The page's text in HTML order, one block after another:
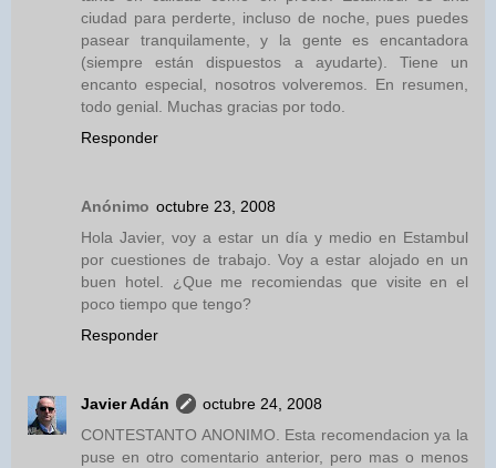
ciudad para perderte, incluso de noche, pues puedes
pasear tranquilamente, y la gente es encantadora
(siempre están dispuestos a ayudarte). Tiene un
encanto especial, nosotros volveremos. En resumen,
todo genial. Muchas gracias por todo.
Responder
Anónimo octubre 23, 2008
Hola Javier, voy a estar un día y medio en Estambul
por cuestiones de trabajo. Voy a estar alojado en un
buen hotel. ¿Que me recomiendas que visite en el
poco tiempo que tengo?
Responder
Javier Adán
octubre 24, 2008
CONTESTANTO ANONIMO. Esta recomendacion ya la
puse en otro comentario anterior, pero mas o menos